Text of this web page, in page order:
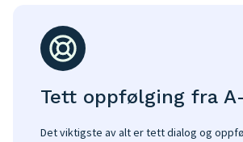
Tett oppfølging fra
Det viktigste av alt er tett dialog og